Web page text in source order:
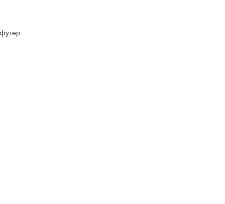
футер